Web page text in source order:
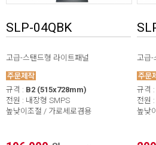
SLP-04QBK
고급-스탠드형 라이트패널
규격 : B2 (515x728mm)
전원 : 내장형 SMPS
높낮이조절 / 가로세로겸용
고급-
규격 :
전원
높낮